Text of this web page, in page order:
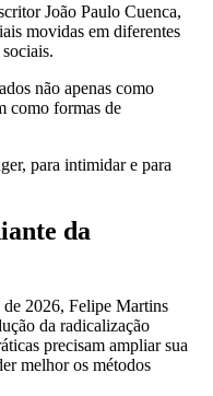
João Paulo Cuenca,
movidas em diferentes
não apenas como
como formas de
para intimidar e para
da
2026, Felipe Martins
da radicalização
precisam ampliar sua
melhor os métodos